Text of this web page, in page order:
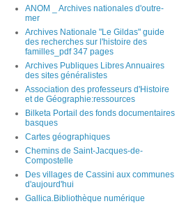
ANOM _ Archives nationales d'outre-
mer
Archives Nationale "Le Gildas" guide
des recherches sur l'histoire des
familles_pdf 347 pages
Archives Publiques Libres Annuaires
des sites généralistes
Association des professeurs d'Histoire
et de Géographie:ressources
Bilketa Portail des fonds documentaires
basques
Cartes géographiques
Chemins de Saint-Jacques-de-
Compostelle
Des villages de Cassini aux communes
d'aujourd'hui
Gallica.Bibliothèque numérique